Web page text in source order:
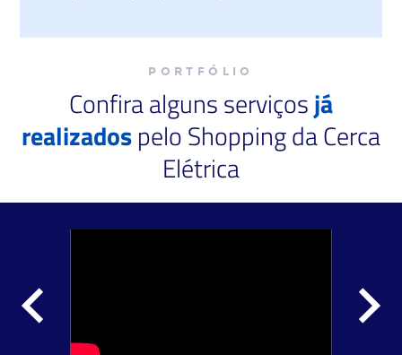
equipe!! RECOMENDO!!!
PORTFÓLIO
Confira alguns serviçosjá
realizadospelo Shopping da Cerca
Elétrica